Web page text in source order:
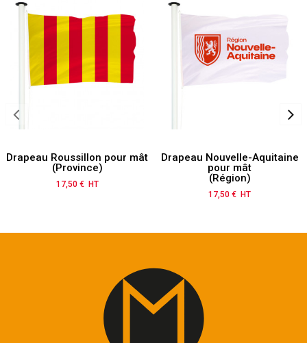
Drapeau Roussillon pour mât
(Province)
Prix
17,50 € HT
Drapeau Nouvelle-Aquitaine
pour mât
(Région)
Prix
17,50 € HT